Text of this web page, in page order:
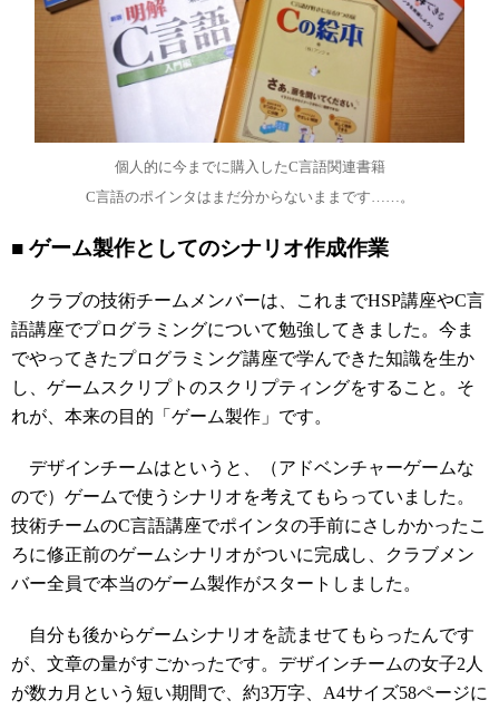
個人的に今までに購入したC言語関連書籍
C言語のポインタはまだ分からないままです……。
■ ゲーム製作としてのシナリオ作成作業
クラブの技術チームメンバーは、これまでHSP講座やC言
語講座でプログラミングについて勉強してきました。今ま
でやってきたプログラミング講座で学んできた知識を生か
し、ゲームスクリプトのスクリプティングをすること。そ
れが、本来の目的「ゲーム製作」です。
デザインチームはというと、（アドベンチャーゲームな
ので）ゲームで使うシナリオを考えてもらっていました。
技術チームのC言語講座でポインタの手前にさしかかったこ
ろに修正前のゲームシナリオがついに完成し、クラブメン
バー全員で本当のゲーム製作がスタートしました。
自分も後からゲームシナリオを読ませてもらったんです
が、文章の量がすごかったです。デザインチームの女子2人
が数カ月という短い期間で、約3万字、A4サイズ58ページに